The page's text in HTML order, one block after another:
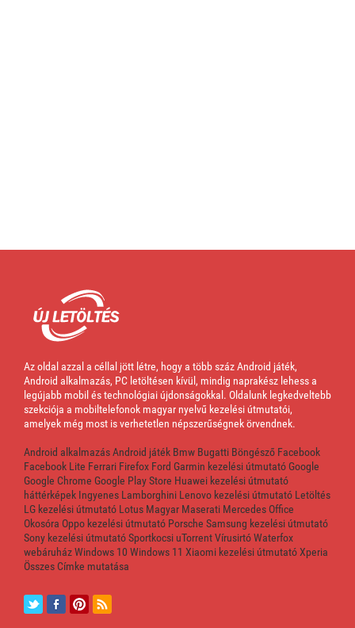
Az oldal azzal a céllal jött létre, hogy a több száz Android játék,
Android alkalmazás, PC letöltésen kívül, mindig naprakész lehess a
legújabb mobil és technológiai újdonságokkal. Oldalunk legkedveltebb
szekciója a mobiltelefonok magyar nyelvű kezelési útmutatói,
amelyek még most is verhetetlen népszerűségnek örvendnek.
Android alkalmazásAndroid játék Bmw Bugatti Böngésző Facebook
Facebook Lite Ferrari Firefox Ford Garmin kezelési útmutatóGoogle
Google Chrome Google Play Store Huawei kezelési útmutató
háttérképek Ingyenes Lamborghini Lenovo kezelési útmutató Letöltés
LG kezelési útmutató Lotus Magyar Maserati MercedesOffice
Okosóra Oppo kezelési útmutató Porsche Samsung kezelési útmutató
Sony kezelési útmutatóSportkocsi uTorrentVírusirtóWaterfox
webáruházWindows 10 Windows 11 Xiaomi kezelési útmutatóXperia
Összes Címke mutatása